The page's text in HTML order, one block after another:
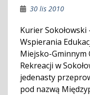
30 lis 2010
Kurier Sokołowski
Wspierania
Miejsko-
Rekreacji w
jedenasty
pod nazwą